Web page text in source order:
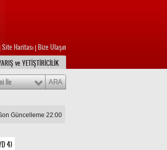
Site Haritası Bize Ulaşın
ve YETİŞTİRİCİLİK
İle
Güncelleme 22:00
4)